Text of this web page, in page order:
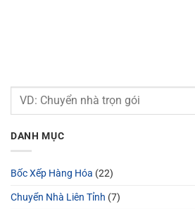
DANH MỤC
Bốc Xếp Hàng Hóa (22)
Chuyển Nhà Liên Tỉnh (7)